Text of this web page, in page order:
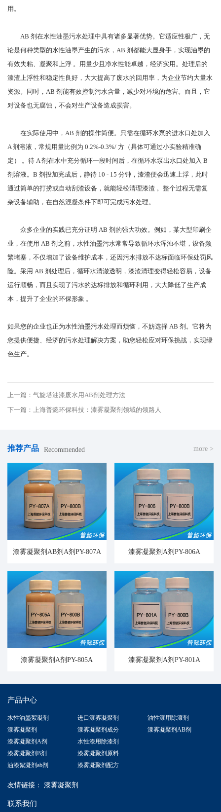
用。
AB 剂在水性油墨污水处理中具有诸多显著优势。它适应性极广，无
论是何种类型的水性油墨产生的污水，AB 剂都能大显身手，实现油墨的
有效失粘、凝聚和上浮 。用量少且净水性能卓越，经济实用。处理后的
漆渣上浮性和稳定性良好，大大提高了废水的回用率，为企业节约大量水
资源。同时，AB 剂能有效控制污水含量，减少对环境的危害。而且，它
对设备也无腐蚀，不会对生产设备造成损害。
在实际使用中，AB 剂的操作简便。只需在循环水泵的进水口处加入
A 剂溶液，常规用量比例为 0.2%-0.3%/ 方（具体可通过小实验精准确
定） 。待 A 剂在水中充分循环一段时间后，在循环水泵出水口处加入 B
剂溶液。B 剂投加完成后，静待 10 - 15 分钟，漆渣便会迅速上浮，此时
通过简单的打捞或自动刮渣设备，就能轻松清理漆渣 。整个过程无需复
杂设备辅助，在自然混凝条件下即可完成污水处理。
众多企业的实践已充分证明 AB 剂的强大功效。例如，某大型印刷企
业，在使用 AB 剂之前，水性油墨污水常常导致循环水浑浊不堪，设备频
繁堵塞，不仅增加了设备维护成本，还因污水排放不达标面临环保处罚风
险。采用 AB 剂处理后，循环水清澈透明，漆渣清理变得轻松容易，设备
运行顺畅，而且实现了污水的达标排放和循环利用，大大降低了生产成
本，提升了企业的环保形象 。
如果您的企业也正为水性油墨污水处理而烦恼，不妨选择 AB 剂。它将为
您提供便捷、经济的污水处理解决方案，助您轻松应对环保挑战，实现绿
色生产。
上一篇：气旋塔油漆废水用AB剂处理方法
下一篇：上海普懿环保科技：漆雾凝聚剂领域的领路人
推荐产品 Recommended more >
漆雾凝聚剂AB剂A剂PY-807A 漆雾凝聚剂A剂PY-806A
漆雾凝聚剂A剂PY-805A 漆雾凝聚剂A剂PY-801A
产品中心
水性油墨絮凝剂
漆雾凝聚剂
漆雾凝聚剂A剂
漆雾凝聚剂B剂
油漆絮凝剂ab剂
进口漆雾凝聚剂
漆雾凝聚剂成分
水性漆用除漆剂
漆雾凝聚剂原料
漆雾凝聚剂配方
油性漆用除漆剂
漆雾凝聚剂AB剂
友情链接： 漆雾凝聚剂
联系我们